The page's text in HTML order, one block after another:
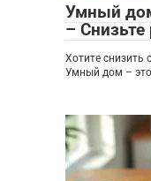
Умный
–
Хотите снизить
Умный дом –